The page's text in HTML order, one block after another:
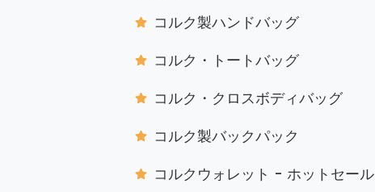
コルク製ハンドバッグ
コルク・トートバッグ
コルク・クロスボディバッグ
コルク製バックパック
コルクウォレット - ホットセール